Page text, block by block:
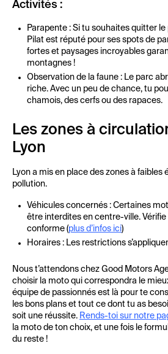
Activités :
Parapente : Si tu souhaites quitter
Pilat est réputé pour ses spots de
fortes et paysages incroyables
montagnes !
Observation de la faune : Le parc
riche. Avec un peu de chance, tu
chamois, des cerfs ou des rapaces.
Les zones à
Lyon
Lyon a mis en place des zones à faibles
pollution.
Véhicules concernés : Certaines
être interdites en centre-ville.
conforme (plus d’infos ici)
Horaires : Les restrictions
Nous t’attendons chez Good Motors
choisir la moto qui correspondra le
équipe de passionnés est là pour te
les bons plans et tout ce dont tu as
soit une réussite. Rends-toi sur notre
la moto de ton choix, et une fois le
du reste !